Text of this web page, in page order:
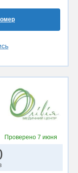
Проверено7 июня